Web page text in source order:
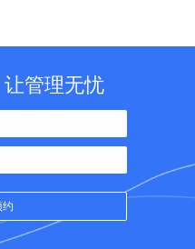
管理无忧